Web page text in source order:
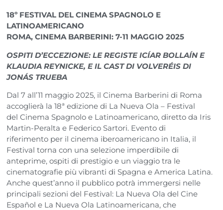
18º FESTIVAL DEL CINEMA SPAGNOLO E
LATINOAMERICANO
ROMA, CINEMA BARBERINI: 7-11 MAGGIO 2025
OSPITI D’ECCEZIONE: LE REGISTE ICÍAR BOLLAÍN E
KLAUDIA REYNICKE, E IL CAST DI VOLVERÉIS DI
JONÁS TRUEBA
Dal 7 all’11 maggio 2025, il Cinema Barberini di Roma
accoglierà la 18ª edizione di La Nueva Ola – Festival
del Cinema Spagnolo e Latinoamericano, diretto da Iris
Martin-Peralta e Federico Sartori. Evento di
riferimento per il cinema iberoamericano in Italia, il
Festival torna con una selezione imperdibile di
anteprime, ospiti di prestigio e un viaggio tra le
cinematografie più vibranti di Spagna e America Latina.
Anche quest’anno il pubblico potrà immergersi nelle
principali sezioni del Festival: La Nueva Ola del Cine
Español e La Nueva Ola Latinoamericana, che